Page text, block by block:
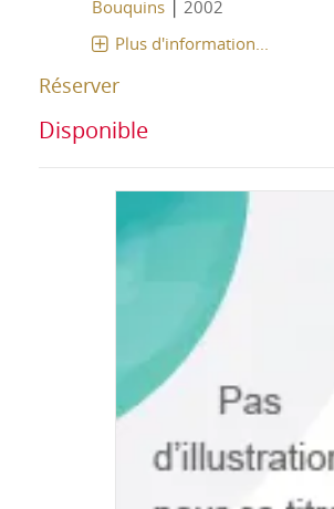
Bouquins| 2002
Plus d'information...
Réserver
Disponible